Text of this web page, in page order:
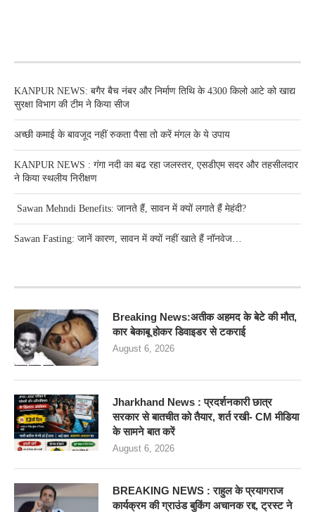
KANPUR NEWS: बगैर बैच नंबर और निर्माण तिथि के 4300 किलो आटे को खाद्य
सुरक्षा विभाग की टीम ने किया सीज
अच्छी कमाई के बावजूद नहीं रुकता पैसा तो करें मंगल के ये उपाय
KANPUR NEWS : गंगा नदी का बढ रहा जलस्तर, एसडीएम सदर और तहसीलदार
ने किया स्थलीय निरीक्षण
Sawan Mehndi Benefits: जानते हैं, सावन में क्यों लगाते हैं मेहंदी?
Sawan Fasting: जानें कारण, सावन में क्यों नहीं खाते हैं नॉनवेज…
Breaking News:अतीक अहमद के बेटे की मौत,
कार बेकाबू होकर डिवाइडर से टकराई
August 6, 2026
Jharkhand News : प्रदर्शनकारी छात्र
सरकार से बातचीत को तैयार, शर्त रखी- CM मीडिया
के सामने बात करें
August 6, 2026
BREAKING NEWS : राहुल के प्रयागराज
कार्यक्रम की ग्राउंड बुकिंग अचानक रद्द, ट्रस्ट ने